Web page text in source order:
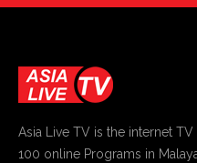
Asia Live TV is the internet
100 online Programs in